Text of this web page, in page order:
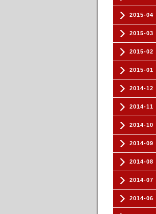
2015-04
2015-03
2015-02
2015-01
2014-12
2014-11
2014-10
2014-09
2014-08
2014-07
2014-06